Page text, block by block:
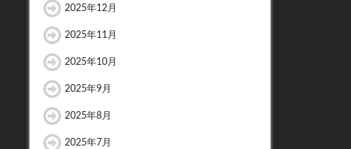
2025年12月
2025年11月
2025年10月
2025年9月
2025年8月
2025年7月